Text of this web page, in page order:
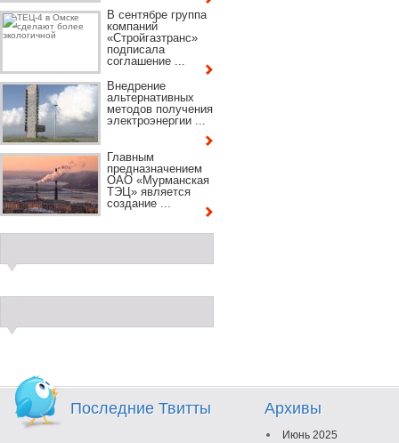
В сентябре группа
компаний
«Стройгазтранс»
подписала
соглашение ...
Внедрение
альтернативных
методов получения
электроэнергии ...
Главным
предназначением
ОАО «Мурманская
ТЭЦ» является
создание ...
Последние Твитты Архивы
Июнь 2025